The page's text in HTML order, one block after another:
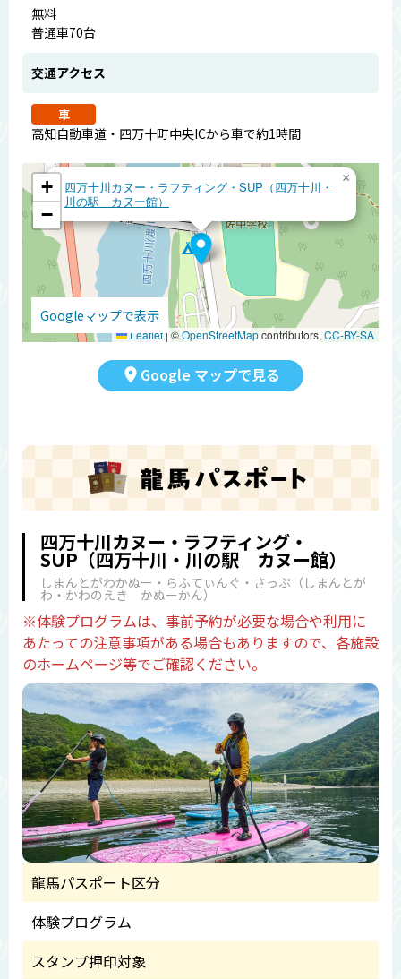
無料
普通車70台
交通アクセス
車
高知自動車道・四万十町中央ICから車で約1時間
四万十川カヌー・ラフティング・SUP（四万十川・
川の駅 カヌー館）
×
+
−
Leaflet | ©OpenStreetMapcontributors,CC-BY-SA
Googleマップで表示
Google マップで見る
四万十川カヌー・ラフティング・
SUP（四万十川・川の駅 カヌー館）
しまんとがわかぬー・らふてぃんぐ・さっぷ（しまんとが
わ・かわのえき かぬーかん）
※体験プログラムは、事前予約が必要な場合や利用に
あたっての注意事項がある場合もありますので、各施設
のホームページ等でご確認ください。
龍馬パスポート区分
体験プログラム
スタンプ押印対象